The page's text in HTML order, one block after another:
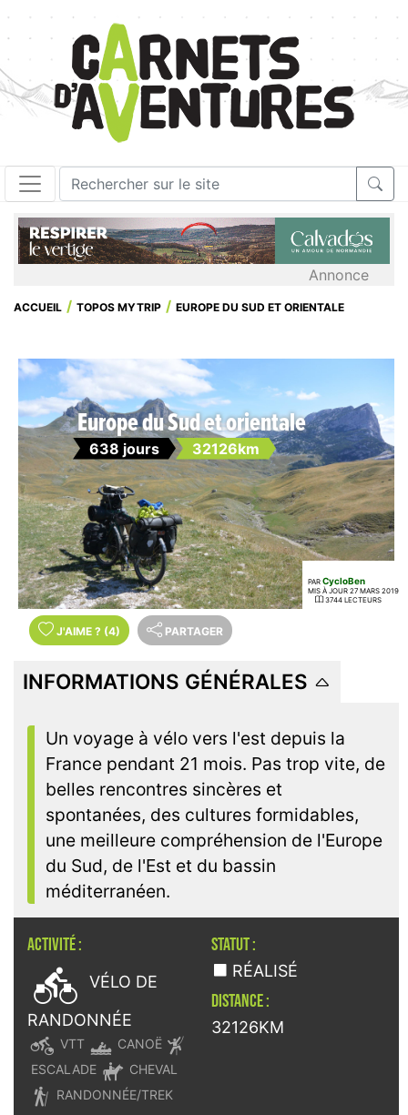
Annonce
ACCUEIL TOPOS MYTRIP EUROPE DU SUD ET ORIENTALE
Europe du Sud et orientale
638 jours 32126km
PAR CycloBen
MIS À JOUR 27 MARS 2019
3744 LECTEURS
J'AIME ? (4) PARTAGER
INFORMATIONS GÉNÉRALES
Un voyage à vélo vers l'est depuis la
France pendant 21 mois. Pas trop vite, de
belles rencontres sincères et
spontanées, des cultures formidables,
une meilleure compréhension de l'Europe
du Sud, de l'Est et du bassin
méditerranéen.
ACTIVITÉ :
 VÉLO DE
RANDONNÉE
 VTT  CANOË 
ESCALADE  CHEVAL
 RANDONNÉE/TREK
STATUT :
RÉALISÉ
DISTANCE :
32126KM